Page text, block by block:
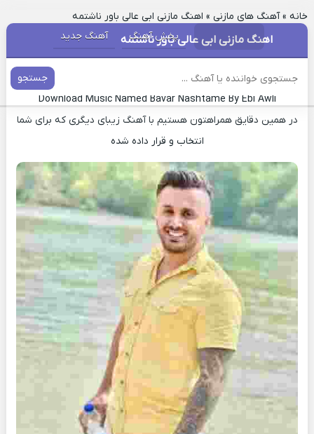
پخش آهنگ آهنگ جدید
جستجو
خانه»آهنگ های مازنی» اهنگ مازنی ابی عالی باور ناشتمه
اهنگ مازنی ابی عالی باور ناشتمه
دانلود آهنگ مازندرانی باور ناشتمه ابی عالی
Download Music Named Bavar Nashtame By Ebi Awli
در همین دقایق همراهتون هستیم با آهنگ زیبای دیگری که برای شما
انتخاب و قرار داده شده